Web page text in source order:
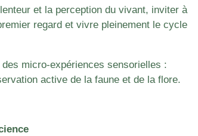
et la perception du vivant, inviter à
regard et vivre pleinement le cycle
micro-expériences sensorielles :
active de la faune et de la flore.